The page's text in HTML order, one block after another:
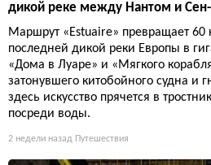
дикой реке между Нантом и
Маршрут «Estuaire» превращает 60
последней дикой реки Европы в
«Дома в Луаре» и «Мягкого
затонувшего китобойного судна и
здесь искусство прячется в
посреди воды.
2 недели назад Путешествия